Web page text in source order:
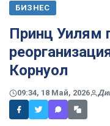
БИЗНЕС
Принц Уилям
Корнуол
09:34, 18 Май, 2026